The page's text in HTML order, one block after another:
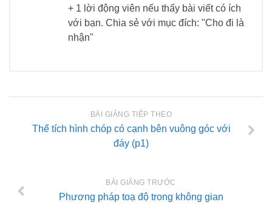
+ 1 lời động viên nếu thấy bài viết có ích
với bạn. Chia sẻ với mục đích: "Cho đi là
nhận"
BÀI GIẢNG TIẾP THEO
Thể tích hình chóp có cạnh bên vuông góc với
đáy (p1)
BÀI GIẢNG TRƯỚC
Phương pháp toạ độ trong không gian